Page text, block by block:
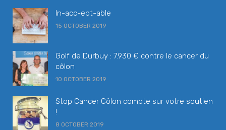
In-acc-ept-able
15 OCTOBER 2019
Golf de Durbuy : 7.930 € contre le cancer du
côlon
10 OCTOBER 2019
Stop Cancer Côlon compte sur votre soutien
!
8 OCTOBER 2019